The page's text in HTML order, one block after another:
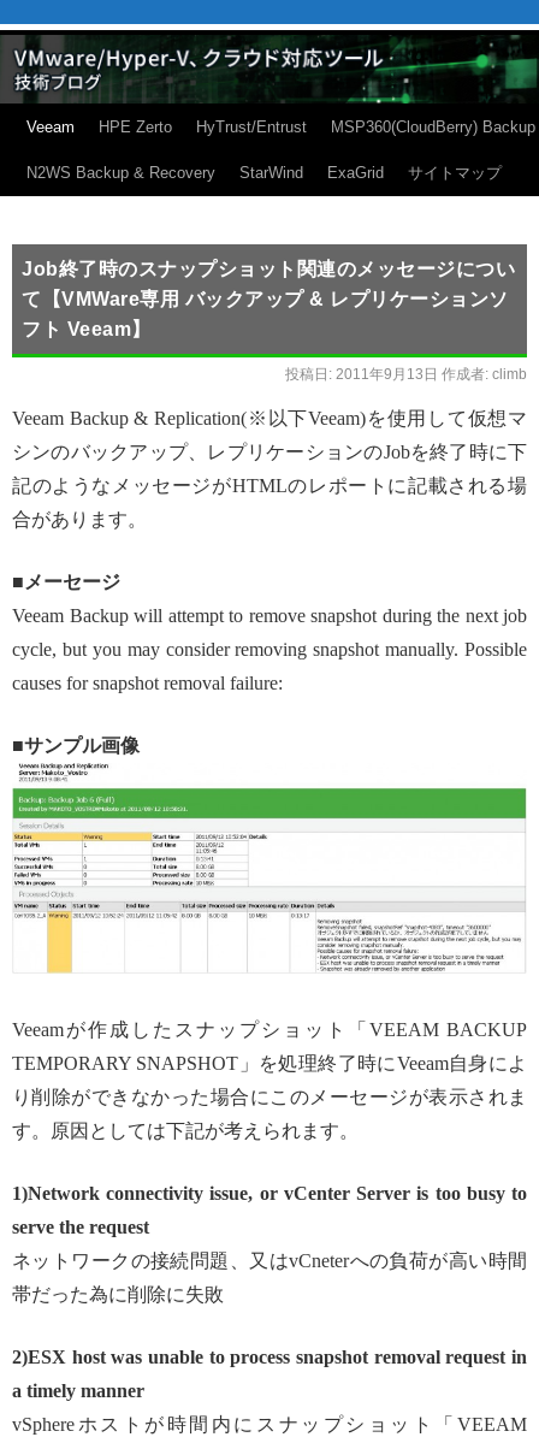
Veeam HPE Zerto HyTrust/Entrust MSP360(CloudBerry) Backup
N2WS Backup & Recovery StarWind ExaGrid サイトマップ
Job終了時のスナップショット関連のメッセージについ
て【VMWare専用 バックアップ & レプリケーションソ
フト Veeam】
投稿日: 2011年9月13日 作成者: climb
Veeam Backup & Replication(※以下Veeam)を使用して仮想マ
シンのバックアップ、レプリケーションのJobを終了時に下
記のようなメッセージがHTMLのレポートに記載される場
合があります。
■メーセージ
Veeam Backup will attempt to remove snapshot during the next job
cycle, but you may consider removing snapshot manually. Possible
causes for snapshot removal failure:
■サンプル画像
Veeamが作成したスナップショット「VEEAM BACKUP
TEMPORARY SNAPSHOT」を処理終了時にVeeam自身によ
り削除ができなかった場合にこのメーセージが表示されま
す。原因としては下記が考えられます。
1)Network connectivity issue, or vCenter Server is too busy to
serve the request
ネットワークの接続問題、又はvCneterへの負荷が高い時間
帯だった為に削除に失敗
2)ESX host was unable to process snapshot removal request in
a timely manner
vSphereホストが時間内にスナップショット「VEEAM